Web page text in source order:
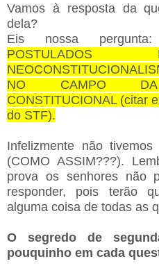
Vamos à resposta da
dela?
Eis nossa
NO CAMPO DA
CONSTITUCIONAL (citar
do STF).
Infelizmente não tivemos
(COMO ASSIM???).
prova os senhores não
responder, pois terão
alguma coisa de todas as
O segredo de
pouquinho em cada